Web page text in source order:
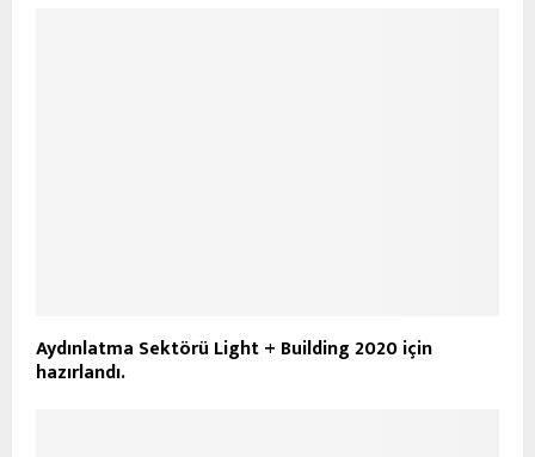
Aydınlatma Sektörü Light + Building 2020 için
hazırlandı.